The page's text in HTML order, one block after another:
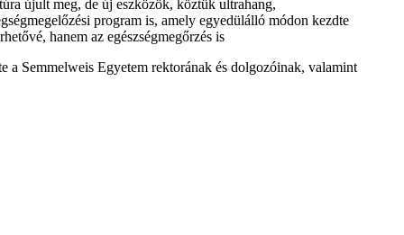
újult meg, de új eszközök, köztük ultrahang,
program is, amely egyedülálló módon kezdte
hanem az egészségmegőrzés is
a Semmelweis Egyetem rektorának és dolgozóinak, valamint